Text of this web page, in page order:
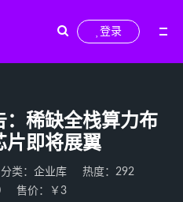
登录
：稀缺全栈算力布
片即将展翼
分类： 企业库
热度：292
售价：￥3